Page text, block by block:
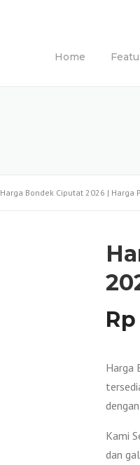
Home
Harga Bondek Ciputat 2026 | Harga
Rp
Harga
Kami
dan